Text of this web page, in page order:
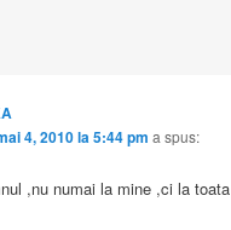
4, 2010 la 5:44 pm a spus:
,nu numai la mine ,ci la toata